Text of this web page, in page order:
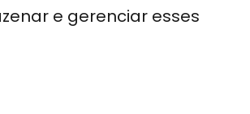
e gerenciar esses